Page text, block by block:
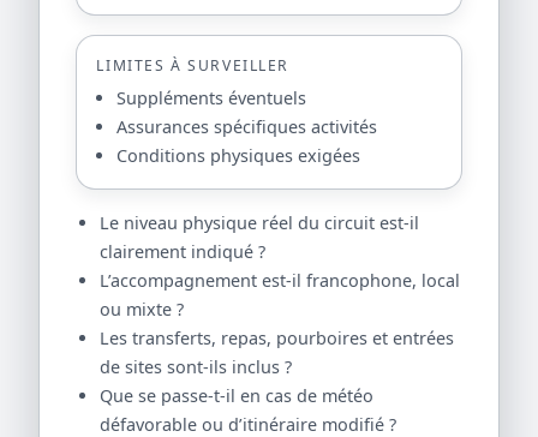
LIMITES À SURVEILLER
Suppléments éventuels
Assurances spécifiques activités
Conditions physiques exigées
Le niveau physique réel du circuit est-il
clairement indiqué ?
L’accompagnement est-il francophone, local
ou mixte ?
Les transferts, repas, pourboires et entrées
de sites sont-ils inclus ?
Que se passe-t-il en cas de météo
défavorable ou d’itinéraire modifié ?